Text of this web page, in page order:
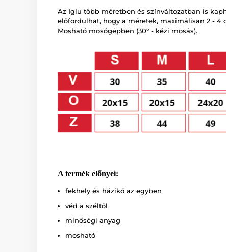
Az Iglu több méretben és színváltozatban is
előfordulhat, hogy a méretek, maximálisan 2 -
Mosható mosógépben (30° - kézi mosás).
A termék előnyei:
fekhely és házikó az egyben
véd a széltől
minőségi anyag
mosható